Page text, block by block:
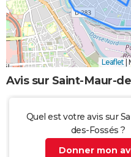
Leaflet
Avis sur Saint-Maur-
Quel est votre avis sur
des-Fossés ?
Donner mon